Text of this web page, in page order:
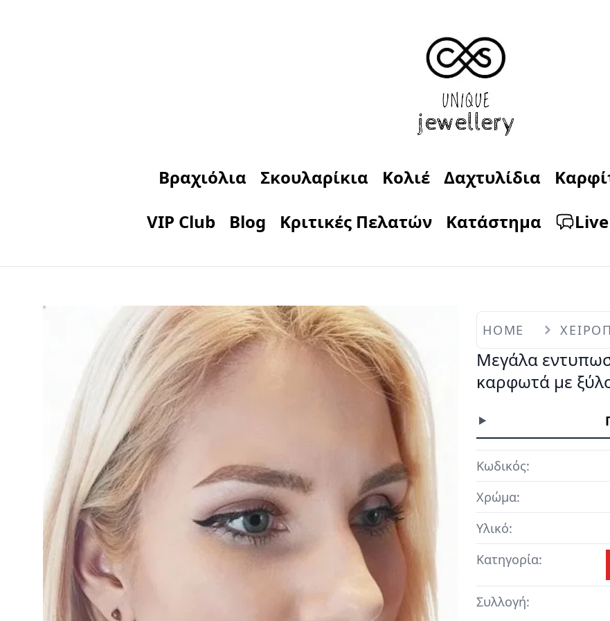
Βραχιόλια Σκουλαρίκια Κολιέ Δαχτυλίδια
VIP Club Blog Κριτικές Πελατών Κατάστημα
HOME
Μεγάλα
καρφωτά με
Κωδικός:
Χρώμα:
Υλικό:
Κατηγορία:
Συλλογή: